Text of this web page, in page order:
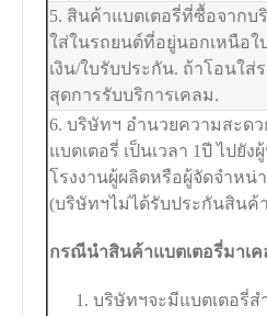
5. สินค้าแบตเตอรี่ที่ซื้อจาก
ใส่ในรถยนต์ที่อยู่นอกเหนือใ
เงิน/ใบรับประกัน. ถ้าโอนใ
สุดการรับบริการเคลม.
6. บริษัทฯ อำนวยความสะด
แบตเตอรี่ เป็นเวลา 1ปี ไปยั
โรงงานผู้ผลิตหรือผู้จัดจำหน่
(บริษัทฯไม่ได้รับประกันสินค้า
กรณีนำสินค้าแบตเตอรี่มาเค
บริษัทฯจะมีแบตเตอรี่ส